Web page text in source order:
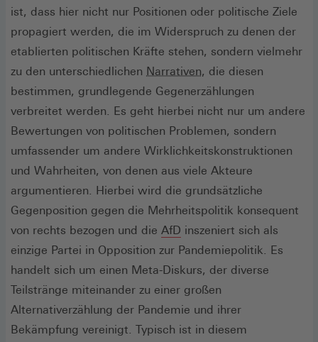
ist, dass hier nicht nur Positionen oder politische Ziele
propagiert werden, die im Widerspruch zu denen der
etablierten politischen Kräfte stehen, sondern vielmehr
zu den unterschiedlichen Narrativen, die diesen
bestimmen, grundlegende Gegenerzählungen
verbreitet werden. Es geht hierbei nicht nur um andere
Bewertungen von politischen Problemen, sondern
umfassender um andere Wirklichkeitskonstruktionen
und Wahrheiten, von denen aus viele Akteure
argumentieren. Hierbei wird die grundsätzliche
Gegenposition gegen die Mehrheitspolitik konsequent
von rechts bezogen und die AfD inszeniert sich als
einzige Partei in Opposition zur Pandemiepolitik. Es
handelt sich um einen Meta-Diskurs, der diverse
Teilstränge miteinander zu einer großen
Alternativerzählung der Pandemie und ihrer
Bekämpfung vereinigt. Typisch ist in diesem